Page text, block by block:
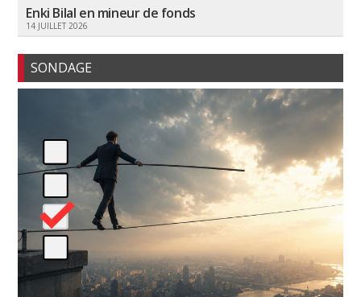
Enki Bilal en mineur de fonds
14 JUILLET 2026
SONDAGE